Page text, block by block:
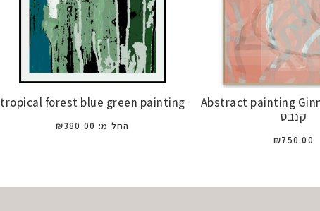
Abstract painting
קנבס
₪750.00
tropical forest blue green painting
החל מ: ₪380.00